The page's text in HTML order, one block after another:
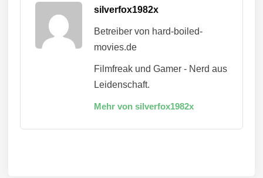
silverfox1982x
Betreiber von hard-boiled-
movies.de
Filmfreak und Gamer - Nerd aus
Leidenschaft.
Mehr von silverfox1982x